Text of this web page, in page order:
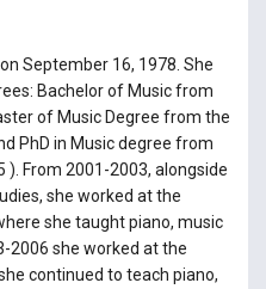
September 16, 1978. She
Bachelor of Music from
of Music Degree from the
PhD in Music degree from
From 2001-2003, alongside
she worked at the
she taught piano, music
2006 she worked at the
continued to teach piano,